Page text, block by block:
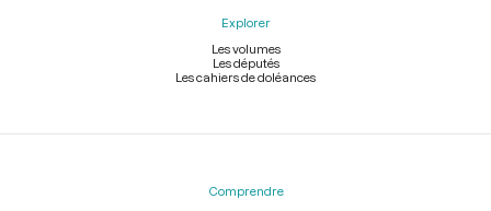
Explorer
Les volumes
Les députés
Les cahiers de doléances
Comprendre